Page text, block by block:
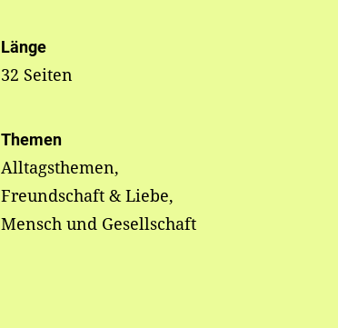
Länge
32 Seiten
Themen
Alltagsthemen,
Freundschaft & Liebe,
Mensch und Gesellschaft